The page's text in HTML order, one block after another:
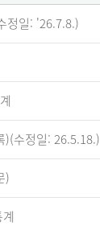
정일: '26.7.8.)
)(수정일: 26.5.18.)
)